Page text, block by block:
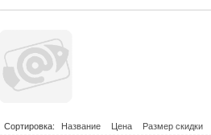
Сортировка: Название Цена Размер скидки